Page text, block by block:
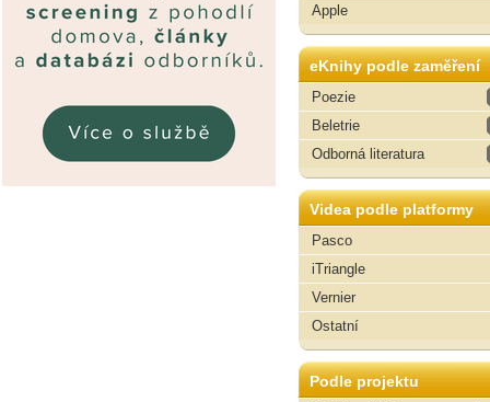
Apple
eKnihy podle zaměření
Poezie
Beletrie
Odborná literatura
Videa podle platformy
Pasco
iTriangle
Vernier
Ostatní
Podle projektu